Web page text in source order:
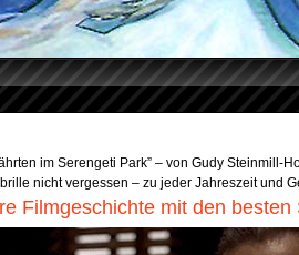
im Serengeti Park” – von Gudy Steinmill-
nicht vergessen – zu jeder Jahreszeit und
Filmgeschichte mit den